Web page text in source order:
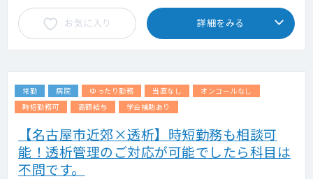
お気に入り 詳細をみる
常勤 病院 ゆったり勤務 当直なし
オンコールなし
時短勤務可
高額給与 学会補助あり
【名古屋市近郊×透析】時短勤務も相談可
能！透析管理のご対応が可能でしたら科目は
不問です。